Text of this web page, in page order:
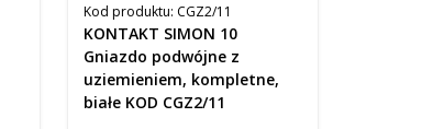
Kod produktu: CGZ2/11
KONTAKT SIMON 10
Gniazdo podwójne z
uziemieniem, kompletne,
białe KOD CGZ2/11